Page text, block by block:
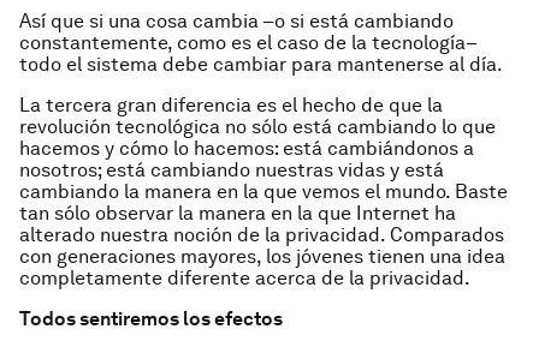
Así que si una cosa cambia –o si está cambiando
constantemente, como es el caso de la tecnología–
todo el sistema debe cambiar para mantenerse al día.
La tercera gran diferencia es el hecho de que la
revolución tecnológica no sólo está cambiando lo que
hacemos y cómo lo hacemos: está cambiándonos a
nosotros; está cambiando nuestras vidas y está
cambiando la manera en la que vemos el mundo. Baste
tan sólo observar la manera en la que Internet ha
alterado nuestra noción de la privacidad. Comparados
con generaciones mayores, los jóvenes tienen una idea
completamente diferente acerca de la privacidad.
Todos sentiremos los efectos